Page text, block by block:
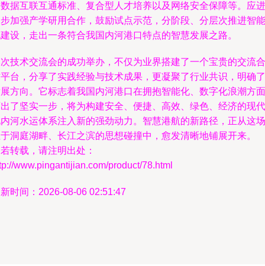
据互联互通标准、复合型人才培养以及网络安全保障等。应进
加强产学研用合作，鼓励试点示范，分阶段、分层次推进智能
设，走出一条符合我国内河港口特点的智慧发展之路。
技术交流会的成功举办，不仅为业界搭建了一个宝贵的交流合
台，分享了实践经验与技术成果，更凝聚了行业共识，明确了
方向。它标志着我国内河港口在拥抱智能化、数字化浪潮方面
了坚实一步，将为构建安全、便捷、高效、绿色、经济的现代
河水运体系注入新的强劲动力。智慧港航的新路径，正从这场
洞庭湖畔、长江之滨的思想碰撞中，愈发清晰地铺展开来。
转载，请注明出处：
www.pingantijian.com/product/78.html
时间：2026-08-06 02:51:47